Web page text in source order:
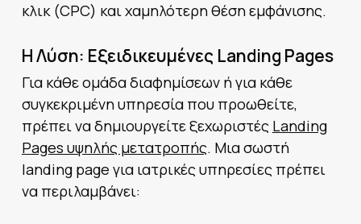
κλικ (CPC) και χαμηλότερη θέση εμφάνισης.
Η Λύση: Εξειδικευμένες Landing Pages
Για κάθε ομάδα διαφημίσεων ή για κάθε
συγκεκριμένη υπηρεσία που προωθείτε,
πρέπει να δημιουργείτε ξεχωριστές Landing
Pages υψηλής μετατροπής. Μια σωστή
landing page για ιατρικές υπηρεσίες πρέπει
να περιλαμβάνει: